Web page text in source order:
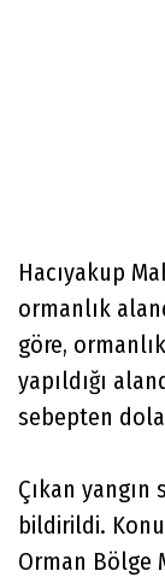
Hacıyakup
ormanlık
göre,
yapıldığı
sebepten
Çıkan
bildirildi.
Orman Bölge